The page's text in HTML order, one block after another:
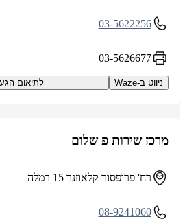
03-5622256
03-5626677
ניווט ב-Waze לתיאום הגעה
מרכז שירות פ שלום
רח' פרופסור קלאוזנר 15 רמלה
08-9241060